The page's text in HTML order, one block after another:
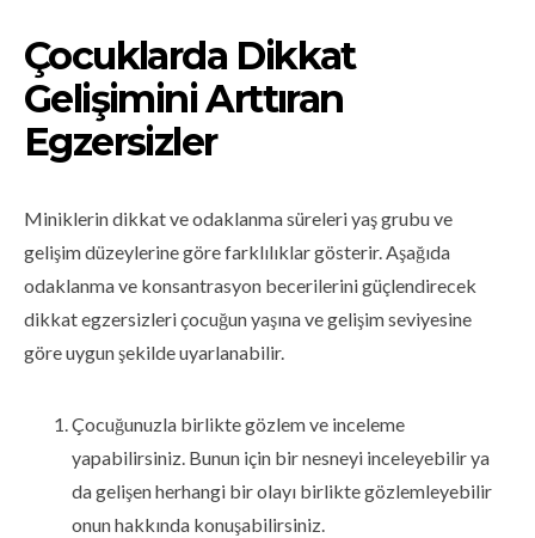
Çocuklarda Dikkat
Gelişimini Arttıran
Egzersizler
Miniklerin dikkat ve odaklanma süreleri yaş grubu ve
gelişim düzeylerine göre farklılıklar gösterir. Aşağıda
odaklanma ve konsantrasyon becerilerini güçlendirecek
dikkat egzersizleri çocuğun yaşına ve gelişim seviyesine
göre uygun şekilde uyarlanabilir.
Çocuğunuzla birlikte gözlem ve inceleme
yapabilirsiniz. Bunun için bir nesneyi inceleyebilir ya
da gelişen herhangi bir olayı birlikte gözlemleyebilir
onun hakkında konuşabilirsiniz.